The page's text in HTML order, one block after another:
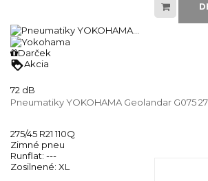
Darček
loyaltyAkcia
72 dB
Pneumatiky YOKOHAMA Geolandar G075
275/45 R21 110Q
Zimné pneu
Runflat: ---
Zosilnené: XL